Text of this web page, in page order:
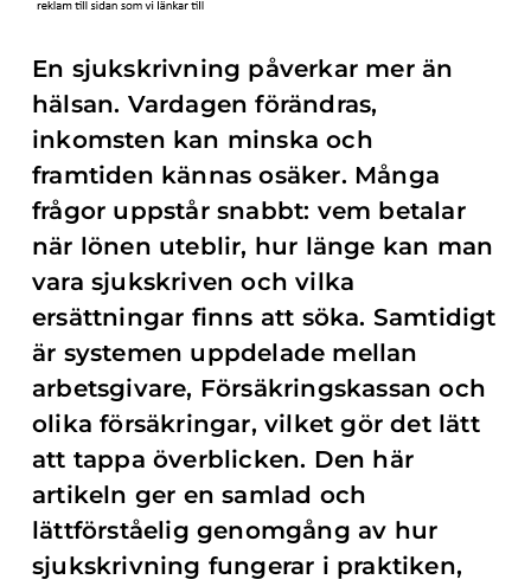
En sjukskrivning påverkar mer än
hälsan. Vardagen förändras,
inkomsten kan minska och
framtiden kännas osäker. Många
frågor uppstår snabbt: vem betalar
när lönen uteblir, hur länge kan man
vara sjukskriven och vilka
ersättningar finns att söka. Samtidigt
är systemen uppdelade mellan
arbetsgivare, Försäkringskassan och
olika försäkringar, vilket gör det lätt
att tappa överblicken. Den här
artikeln ger en samlad och
lättförståelig genomgång av hur
sjukskrivning fungerar i praktiken,